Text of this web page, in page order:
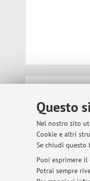
Questo
Nel nostro sito
Cookie e altri
Se chiudi questo
Puoi esprimere
Potrai sempre